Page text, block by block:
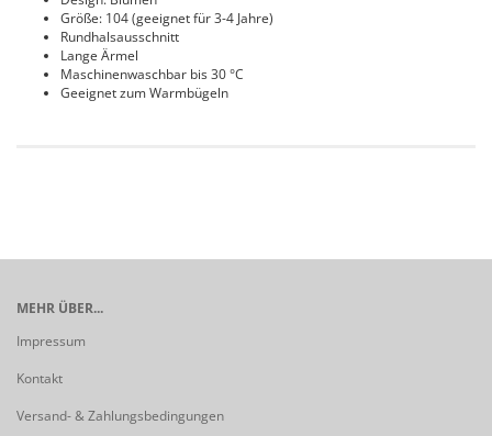
Größe: 104 (geeignet für 3-4 Jahre)
Rundhalsausschnitt
Lange Ärmel
Maschinenwaschbar bis 30 °C
Geeignet zum Warmbügeln
MEHR ÜBER...
Impressum
Kontakt
Versand- & Zahlungsbedingungen